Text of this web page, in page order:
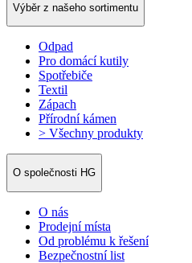
Výběr z našeho sortimentu
Odpad
Pro domácí kutily
Spotřebiče
Textil
Zápach
Přírodní kámen
> Všechny produkty
O společnosti HG
O nás
Prodejní místa
Od problému k řešení
Bezpečnostní list